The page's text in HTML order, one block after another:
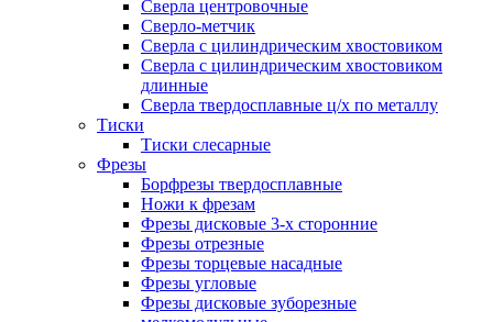
Сверла центровочные
Сверло-метчик
Сверла с цилиндрическим хвостовиком
Сверла с цилиндрическим хвостовиком
длинные
Сверла твердосплавные ц/х по металлу
Тиски
Тиски слесарные
Фрезы
Борфрезы твердосплавные
Ножи к фрезам
Фрезы дисковые 3-х сторонние
Фрезы отрезные
Фрезы торцевые насадные
Фрезы угловые
Фрезы дисковые зуборезные